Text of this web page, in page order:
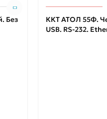
Без
ККТ АТОЛ 55Ф.
USB. RS-232.